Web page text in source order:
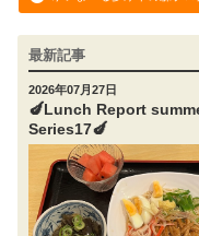
最新記事
2026年07月27日
🍆Lunch Report
Series17🍆